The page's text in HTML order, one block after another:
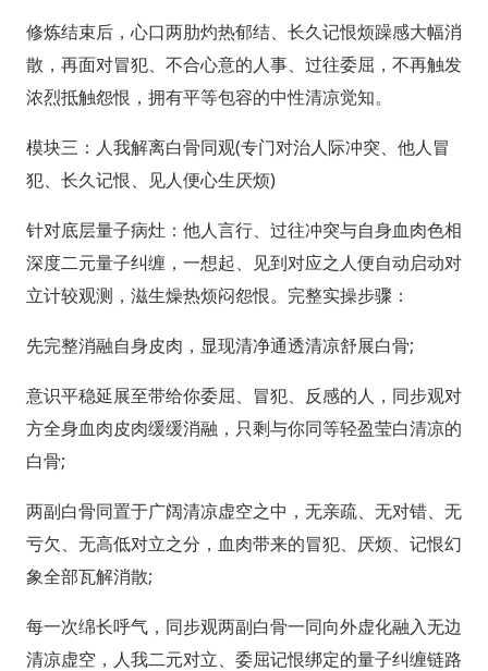
修炼结束后，心口两肋灼热郁结、长久记恨烦躁感大幅消
散，再面对冒犯、不合心意的人事、过往委屈，不再触发
浓烈抵触怨恨，拥有平等包容的中性清凉觉知。
模块三：人我解离白骨同观(专门对治人际冲突、他人冒
犯、长久记恨、见人便心生厌烦)
针对底层量子病灶：他人言行、过往冲突与自身血肉色相
深度二元量子纠缠，一想起、见到对应之人便自动启动对
立计较观测，滋生燥热烦闷怨恨。完整实操步骤：
先完整消融自身皮肉，显现清净通透清凉舒展白骨;
意识平稳延展至带给你委屈、冒犯、反感的人，同步观对
方全身血肉皮肉缓缓消融，只剩与你同等轻盈莹白清凉的
白骨;
两副白骨同置于广阔清凉虚空之中，无亲疏、无对错、无
亏欠、无高低对立之分，血肉带来的冒犯、厌烦、记恨幻
象全部瓦解消散;
每一次绵长呼气，同步观两副白骨一同向外虚化融入无边
清凉虚空，人我二元对立、委屈记恨绑定的量子纠缠链路